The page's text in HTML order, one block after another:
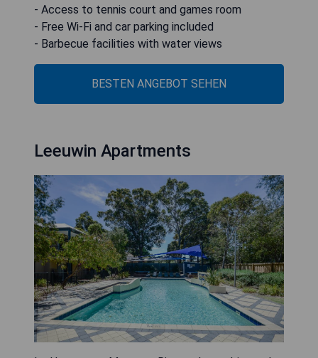
- Access to tennis court and games room
- Free Wi-Fi and car parking included
- Barbecue facilities with water views
BESTEN ANGEBOT SEHEN
Leeuwin Apartments